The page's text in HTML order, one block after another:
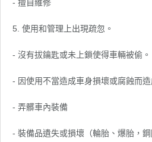
- 擅自維修
5. 使用和管理上出現疏忽。
- 沒有拔鑰匙或未上鎖使得車輛被偷。
- 因使用不當造成車身損壞或腐蝕而造
- 弄髒車內裝備
- 裝備品遺失或損壞（輪胎、爆胎，鋼